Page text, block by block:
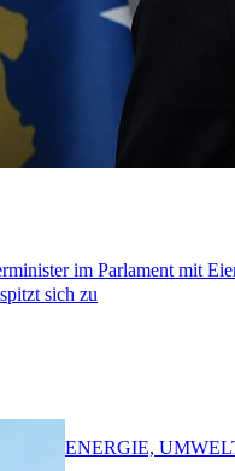
im Parlament mit
sich zu
ENERGIE,